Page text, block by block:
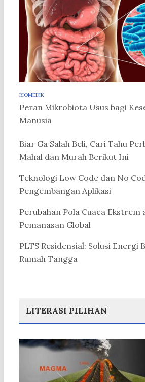
BIOMEDIK
Peran Mikrobiota Usus bagi
Manusia
Biar Ga Salah Beli, Cari Tahu
Mahal dan Murah Berikut Ini
Teknologi Low Code dan No
Pengembangan Aplikasi
Perubahan Pola Cuaca Ekstrem
Pemanasan Global
PLTS Residensial: Solusi Energi
Rumah Tangga
LITERASI PILIHAN